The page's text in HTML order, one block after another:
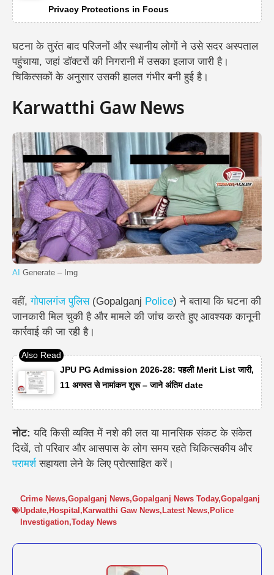
Privacy Protections in Focus
घटना के तुरंत बाद परिजनों और स्थानीय लोगों ने उसे सदर अस्पताल
पहुंचाया, जहां डॉक्टरों की निगरानी में उसका इलाज जारी है।
चिकित्सकों के अनुसार उसकी हालत गंभीर बनी हुई है।
Karwatthi Gaw News
AI Generate – Img
वहीं,गोपालगंज पुलिस(Gopalganj Police) ने बताया कि घटना की
जानकारी मिल चुकी है और मामले की जांच करते हुए आवश्यक कानूनी
कार्रवाई की जा रही है।
JPU PG Admission 2026-28: पहली Merit List जारी,
11 अगस्त से नामांकन शुरू – जाने अंतिम date
नोट: यदि किसी व्यक्ति में नशे की लत या मानसिक संकट के संकेत
दिखें, तो परिवार और आसपास के लोग समय रहते चिकित्सकीय और
परामर्शसहायता लेने के लिए प्रोत्साहित करें।
Crime News,Gopalganj News,Gopalganj News Today,Gopalganj
Update, Hospital , Karwatthi Gaw News, Latest News, Police
Investigation,Today News